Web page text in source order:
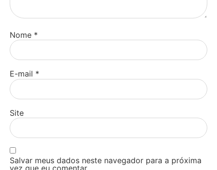
Nome *
E-mail *
Site
Salvar meus dados neste navegador para a próxima